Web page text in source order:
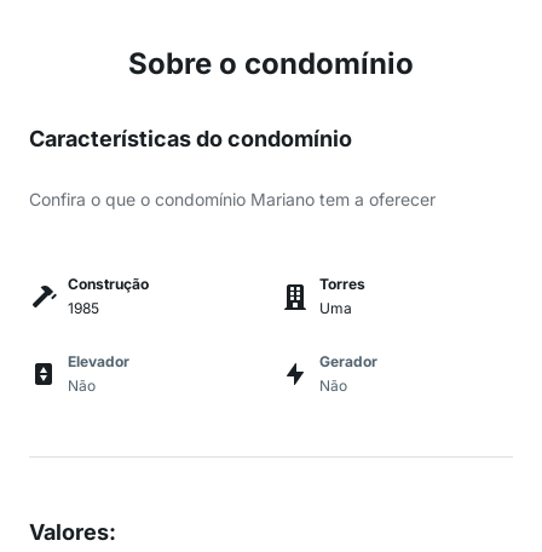
Sobre o condomínio
Características do condomínio
Confira o que o condomínio Mariano tem a oferecer
Construção
1985
Torres
Uma
Elevador
Não
Gerador
Não
Valores: